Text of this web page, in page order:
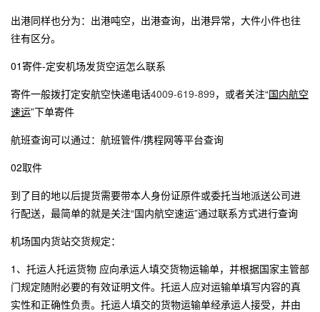
出港同样也分为：出港吨空，出港查询，出港异常，大件小件也往
往有区分。
01寄件-定安机场发货空运怎么联系
寄件一般拨打定安航空快递电话4009-619-899，或者关注“国内航空
速运”下单寄件
航班查询可以通过：航班管件/携程网等平台查询
02取件
到了目的地以后提货需要带本人身份证原件或委托当地派送公司进
行配送，最简单的就是关注“国内航空速运”通过联系方式进行查询
机场国内货站交货规定：
1、托运人托运货物 应向承运人填交货物运输单，并根据国家主管部
门规定随附必要的有效证明文件。托运人应对运输单填写内容的真
实性和正确性负责。托运人填交的货物运输单经承运人接受，并由